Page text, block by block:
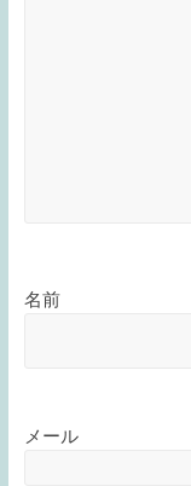
名前
メール